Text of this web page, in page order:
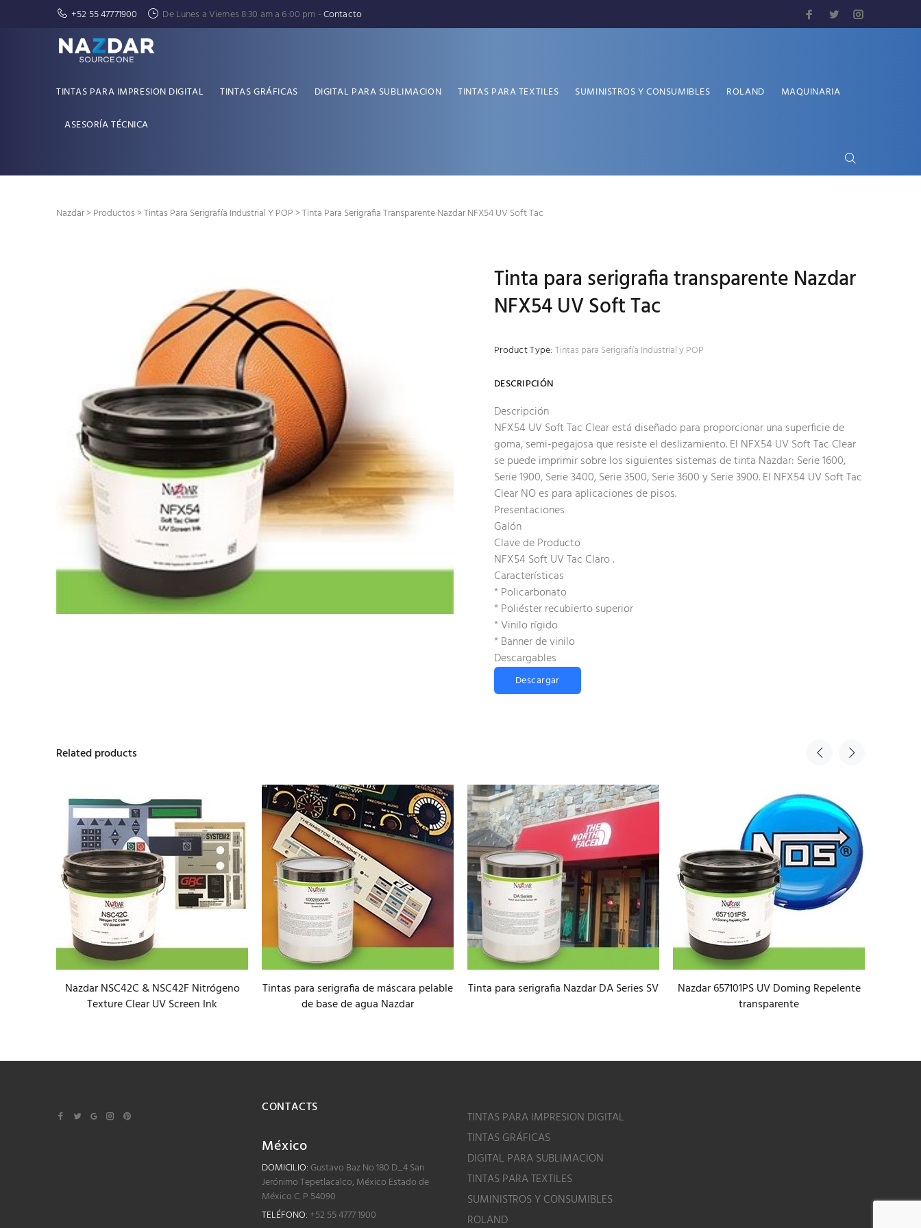
+52 55 47771900 De Lunes a Viernes 8:30 am a 6:00 pm -Contacto
TINTAS PARA IMPRESION DIGITAL TINTAS GRÁFICAS DIGITAL PARA SUBLIMACION TINTAS PARA TEXTILES SUMINISTROS Y CONSUMIBLES ROLAND MAQUINARIA
ASESORÍA TÉCNICA
Nazdar>Productos>Tintas Para Serigrafía Industrial Y POP> Tinta Para Serigrafia Transparente Nazdar NFX54 UV Soft Tac
Tinta para serigrafia transparente Nazdar
NFX54 UV Soft Tac
Product Type: Tintas para Serigrafía Industrial y POP
DESCRIPCIÓN
Descripción
NFX54 UV Soft Tac Clear está diseñado para proporcionar una superficie de
goma, semi-pegajosa que resiste el deslizamiento. El NFX54 UV Soft Tac Clear
se puede imprimir sobre los siguientes sistemas de tinta Nazdar: Serie 1600,
Serie 1900, Serie 3400, Serie 3500, Serie 3600 y Serie 3900. El NFX54 UV Soft Tac
Clear NO es para aplicaciones de pisos.
Presentaciones
Galón
Clave de Producto
NFX54 Soft UV Tac Claro .
Características
* Policarbonato
* Poliéster recubierto superior
* Vinilo rígido
* Banner de vinilo
Descargables
Descargar
Related products
Nazdar NSC42C & NSC42F Nitrógeno
Texture Clear UV Screen Ink
Tintas para serigrafia de máscara pelable
de base de agua Nazdar
Tinta para serigrafia Nazdar DA Series SV
Nazdar 657101PS UV Doming Repelente
transparente
CONTACTS
México
DOMICILIO:Gustavo Baz No 180 D_4 San
Jerónimo Tepetlacalco, México Estado de
México C. P 54090
TELÉFONO: +52 55 4777 1900
TINTAS PARA IMPRESION DIGITAL
TINTAS GRÁFICAS
DIGITAL PARA SUBLIMACION
TINTAS PARA TEXTILES
SUMINISTROS Y CONSUMIBLES
ROLAND